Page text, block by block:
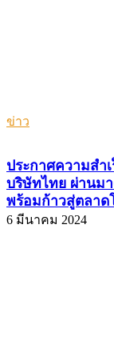
ข่าว
ประกาศความสำ
บริษัทไทย ผ่านม
พร้อมก้าวสู่ตลาด
6 มีนาคม 2024